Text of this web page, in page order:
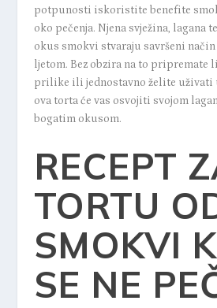
potpunosti iskoristite benefite
oko pečenja. Njena svježina, lagana
okus smokvi stvaraju savršeni način
ljetom. Bez obzira na to pripremate
prilike ili jednostavno želite uživati
ova torta će vas osvojiti svojom
bogatim okusom.
RECEPT
TORTU
SMOKVI
SE NE